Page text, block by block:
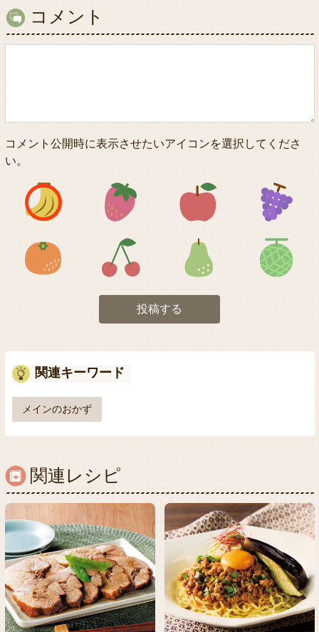
コメント
コメント公開時に表示させたいアイコンを選択してくださ
い。
アイコン1 アイコン2 アイコン3
アイコン5 アイコン6 アイコン7
投稿する
関連キーワード
メインのおかず
関連レシピ